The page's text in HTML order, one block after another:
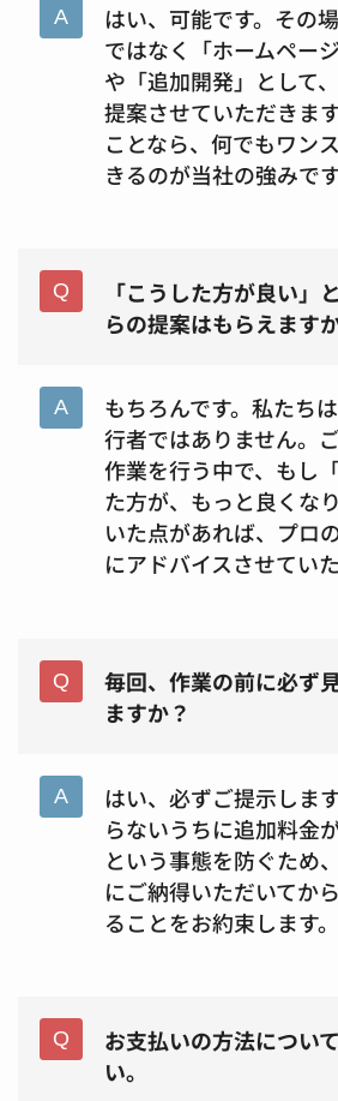
はい、可能です。その
ではなく「ホームペー
や「追加開発」として
提案させていただきま
ことなら、何でもワン
きるのが当社の強みです
「こうした方が良い」
らの提案はもらえます
もちろんです。私たち
行者ではありません。
作業を行う中で、もし
た方が、もっと良くな
いた点があれば、プロ
にアドバイスさせてい
毎回、作業の前に必ず
ますか？
はい、必ずご提示しま
らないうちに追加料金
という事態を防ぐため
にご納得いただいてか
ることをお約束します。
お支払いの方法につい
い。